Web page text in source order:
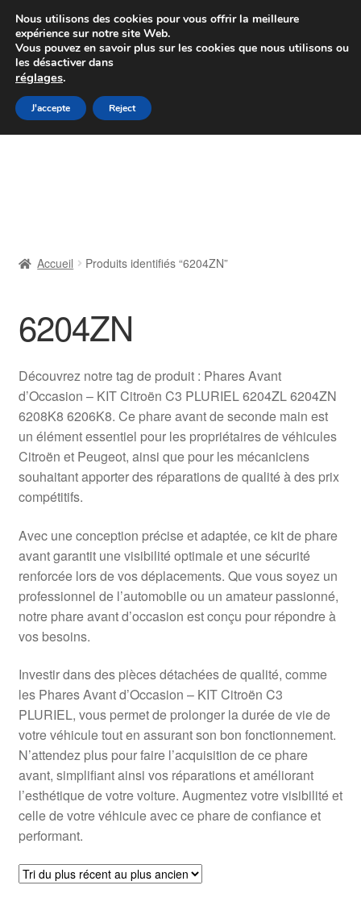
Colissimo livraison à partir de 7 EUR
Du lundi au vendredi de 9 h à 16 h
Aller
à
Aller
au
Livraison
Livraison internationale
Mon compte
Paiements
Panier
Plainte
Politique de confidentialité
Procédure de Réclamation
Termes et conditions
Accueil Produits identifiés “6204ZN”
6204ZN
Découvrez notre tag de produit : Phares Avant
d’Occasion – KIT Citroën C3 PLURIEL 6204ZL 6204ZN
6208K8 6206K8. Ce phare avant de seconde main est
un élément essentiel pour les propriétaires de véhicules
Citroën et Peugeot, ainsi que pour les mécaniciens
souhaitant apporter des réparations de qualité à des prix
compétitifs.
Avec une conception précise et adaptée, ce kit de phare
avant garantit une visibilité optimale et une sécurité
renforcée lors de vos déplacements. Que vous soyez un
professionnel de l’automobile ou un amateur passionné,
notre phare avant d’occasion est conçu pour répondre à
vos besoins.
Investir dans des pièces détachées de qualité, comme
les Phares Avant d’Occasion – KIT Citroën C3
PLURIEL, vous permet de prolonger la durée de vie de
votre véhicule tout en assurant son bon fonctionnement.
N’attendez plus pour faire l’acquisition de ce phare
avant, simplifiant ainsi vos réparations et améliorant
l’esthétique de votre voiture. Augmentez votre visibilité et
celle de votre véhicule avec ce phare de confiance et
performant.
Nous utilisons des cookies pour vous offrir la meilleure
expérience sur notre site Web.
Vous pouvez en savoir plus sur les cookies que nous utilisons ou
les désactiver dans
réglages.
J'accepte Reject